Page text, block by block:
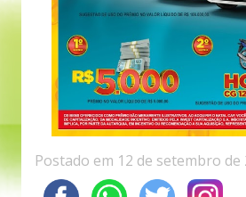
Postado em 12 de setembro de